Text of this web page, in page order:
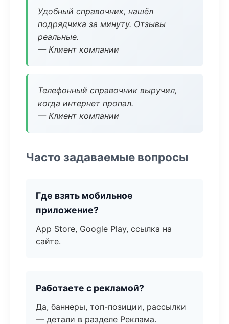
Удобный справочник, нашёл
подрядчика за минуту. Отзывы
реальные.
— Клиент компании
Телефонный справочник выручил,
когда интернет пропал.
— Клиент компании
Часто задаваемые вопросы
Где взять мобильное
приложение?
App Store, Google Play, ссылка на
сайте.
Работаете с рекламой?
Да, баннеры, топ-позиции, рассылки
— детали в разделе Реклама.